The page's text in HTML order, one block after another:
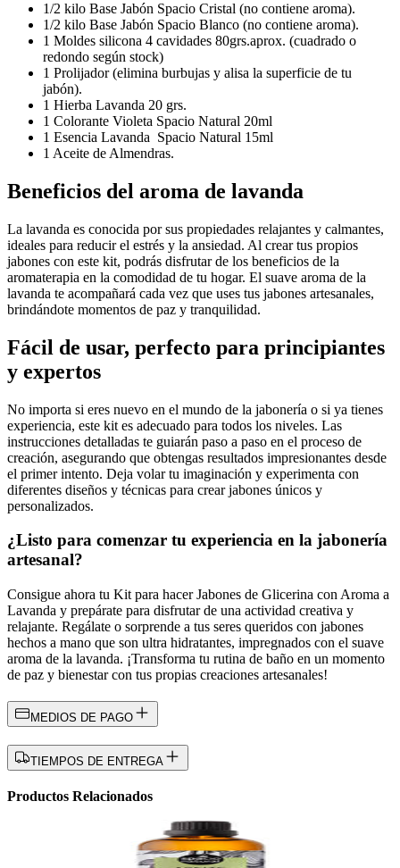
1/2 kilo Base Jabón Spacio Cristal (no contiene aroma).
1/2 kilo Base Jabón Spacio Blanco (no contiene aroma).
1 Moldes silicona 4 cavidades 80grs.aprox. (cuadrado o
redondo según stock)
1 Prolijador (elimina burbujas y alisa la superficie de tu
jabón).
1 Hierba Lavanda 20 grs.
1 Colorante Violeta Spacio Natural 20ml
1 Esencia Lavanda Spacio Natural 15ml
1 Aceite de Almendras.
Beneficios del aroma de lavanda
La lavanda es conocida por sus propiedades relajantes y calmantes,
ideales para reducir el estrés y la ansiedad. Al crear tus propios
jabones con este kit, podrás disfrutar de los beneficios de la
aromaterapia en la comodidad de tu hogar. El suave aroma de la
lavanda te acompañará cada vez que uses tus jabones artesanales,
brindándote momentos de paz y tranquilidad.
Fácil de usar, perfecto para principiantes
y expertos
No importa si eres nuevo en el mundo de la jabonería o si ya tienes
experiencia, este kit es adecuado para todos los niveles. Las
instrucciones detalladas te guiarán paso a paso en el proceso de
creación, asegurando que obtengas resultados impresionantes desde
el primer intento. Deja volar tu imaginación y experimenta con
diferentes diseños y técnicas para crear jabones únicos y
personalizados.
¿Listo para comenzar tu experiencia en la jabonería
artesanal?
Consigue ahora tu Kit para hacer Jabones de Glicerina con Aroma a
Lavanda y prepárate para disfrutar de una actividad creativa y
relajante. Regálate o sorprende a tus seres queridos con jabones
hechos a mano que son ultra hidratantes, impregnados con el suave
aroma de la lavanda. ¡Transforma tu rutina de baño en un momento
de paz y bienestar con tus propias creaciones artesanales!
MEDIOS DE PAGO
TIEMPOS DE ENTREGA
Productos Relacionados